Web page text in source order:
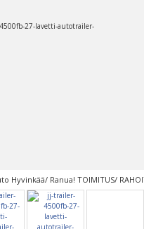
Hyvinkää/ Ranua! TOIMITUS/